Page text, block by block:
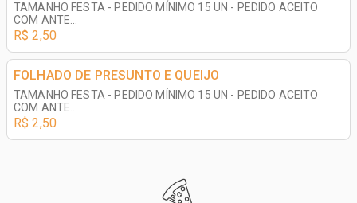
TAMANHO FESTA - PEDIDO MÍNIMO 15 UN - PEDIDO ACEITO
COM ANTE...
R$ 2,50
FOLHADO DE PRESUNTO E QUEIJO
TAMANHO FESTA - PEDIDO MÍNIMO 15 UN - PEDIDO ACEITO
COM ANTE...
R$ 2,50